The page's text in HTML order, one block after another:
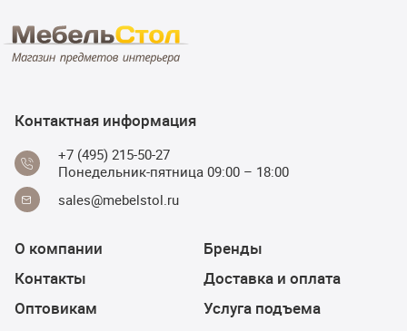
Контактная информация
+7 (495) 215-50-27
Понедельник-пятница 09:00 – 18:00
sales@mebelstol.ru
О компании
Контакты
Оптовикам
Бренды
Доставка и оплата
Услуга подъема